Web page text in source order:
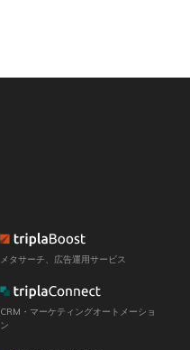
メタサーチ、広告運用サービス
CRM・マーケティングオートメーショ
ン